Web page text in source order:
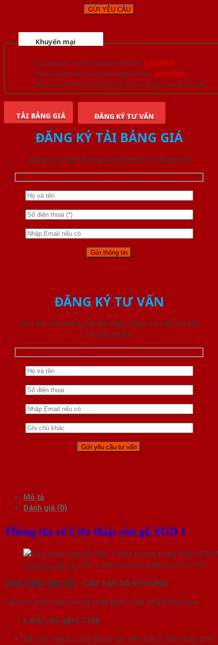
Khuyến mại
Quà tặng đồ nội thất trang trí lên đến 1.000.000đ
Giảm trực tiếp khi mua đơn hàng lớn hơn 3.000.000đ
Nhiều ưu đãi lớn khi đăng ký tài khoản thành viên thân thiết
TẢI BẢNG GIÁ ĐĂNG KÝ TƯ VẤN
ĐĂNG KÝ TẢI BẢNG GIÁ
Đăng ký nhận báo giá mới nhất từ chúng tôi
ĐĂNG KÝ TƯ VẤN
Liên hệ với chúng tôi để nhận được tư vấn chi tiết
về sản phẩm
Mô tả
Đánh giá (0)
Thông tin về Cửa thép vân gỗ SGD 1
Cửa thép vân gỗ SGD 1 chất lượng hàng đầu 0933.707707
CỬA THÉP VÂN GỖ – CẤU TẠO VÀ SỬ DỤNG
Cấu tạo cửa thép chống cháy gồm 5 bộ phận như sau:
Cánh cửa gồm 3 lớp
Bề mặt ngoài cùng được tạo nên bởi 2 tấm thép phủ